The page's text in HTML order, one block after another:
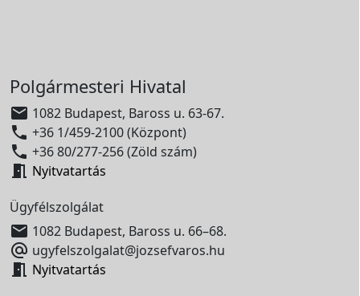
Polgármesteri Hivatal
 1082 Budapest, Baross u. 63-67.
 +36 1/459-2100 (Központ)
 +36 80/277-256 (Zöld szám)
 Nyitvatartás
Ügyfélszolgálat
 1082 Budapest, Baross u. 66–68.
 ugyfelszolgalat@jozsefvaros.hu
 Nyitvatartás